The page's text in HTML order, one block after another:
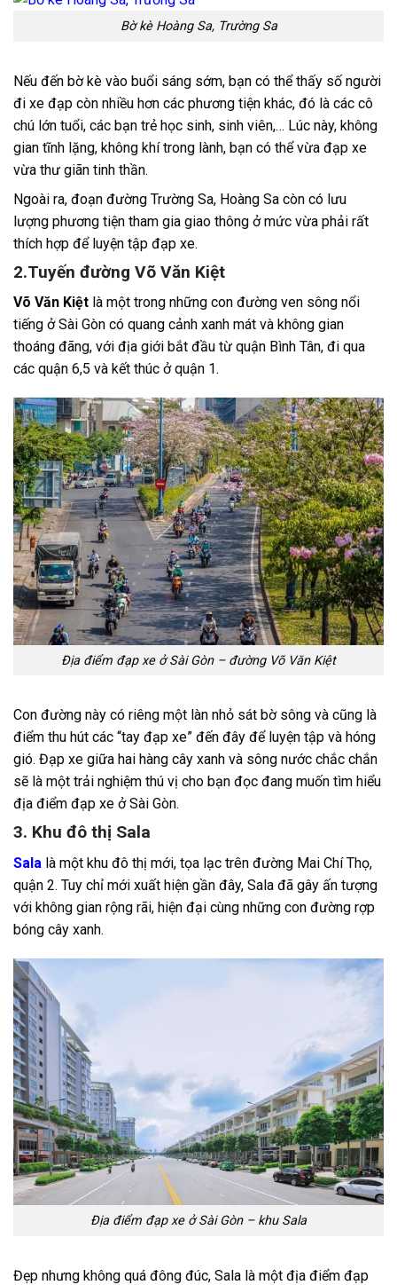
Bờ kè Hoàng Sa, Trường Sa
Nếu đến bờ kè vào buổi sáng sớm, bạn có thể thấy số người
đi xe đạp còn nhiều hơn các phương tiện khác, đó là các cô
chú lớn tuổi, các bạn trẻ học sinh, sinh viên,… Lúc này, không
gian tĩnh lặng, không khí trong lành, bạn có thể vừa đạp xe
vừa thư giãn tinh thần.
Ngoài ra, đoạn đường Trường Sa, Hoàng Sa còn có lưu
lượng phương tiện tham gia giao thông ở mức vừa phải rất
thích hợp để luyện tập đạp xe.
2.Tuyến đường Võ Văn Kiệt
Võ Văn Kiệt là một trong những con đường ven sông nổi
tiếng ở Sài Gòn có quang cảnh xanh mát và không gian
thoáng đãng, với địa giới bắt đầu từ quận Bình Tân, đi qua
các quận 6,5 và kết thúc ở quận 1.
Địa điểm đạp xe ở Sài Gòn – đường Võ Văn Kiệt
Con đường này có riêng một làn nhỏ sát bờ sông và cũng là
điểm thu hút các “tay đạp xe” đến đây để luyện tập và hóng
gió. Đạp xe giữa hai hàng cây xanh và sông nước chắc chắn
sẽ là một trải nghiệm thú vị cho bạn đọc đang muốn tìm hiểu
địa điểm đạp xe ở Sài Gòn.
3. Khu đô thị Sala
Sala là một khu đô thị mới, tọa lạc trên đường Mai Chí Thọ,
quận 2. Tuy chỉ mới xuất hiện gần đây, Sala đã gây ấn tượng
với không gian rộng rãi, hiện đại cùng những con đường rợp
bóng cây xanh.
Địa điểm đạp xe ở Sài Gòn – khu Sala
Đẹp nhưng không quá đông đúc, Sala là một địa điểm đạp